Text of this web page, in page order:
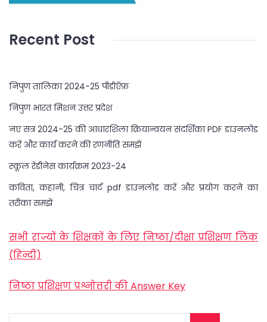
Recent Post
निपुण तालिका 2024-25 पीडीऍफ़
निपुण भारत मिशन उत्तर प्रदेश
नए सत्र 2024-25 की आधारशिला क्रियान्वयन संदर्शिका PDF डाउनलोड
करें और कार्य करने की रणनीति समझें
स्कूल रेडीनेस कार्यक्रम 2023-24
कविता, कहानी, चित्र चार्ट pdf डाउनलोड करें और प्रयोग करने का
तरीका समझें
सभी राज्यों के शिक्षकों के लिए निष्ठा/दीक्षा प्रशिक्षण लिंक
(हिन्दी)
निष्ठा प्रशिक्षण प्रश्नोत्तरी की Answer Key